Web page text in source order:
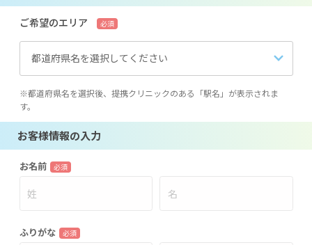
ご希望のエリア 必須
都道府県名を選択してください
※都道府県名を選択後、提携クリニックのある「駅名」が表示されま
す。
お客様情報の入力
お名前 必須
ふりがな 必須